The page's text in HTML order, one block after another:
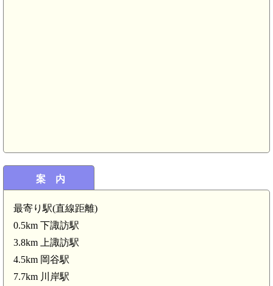
案 内
最寄り駅(直線距離)
0.5km 下諏訪駅
3.8km 上諏訪駅
4.5km 岡谷駅
7.7km 川岸駅